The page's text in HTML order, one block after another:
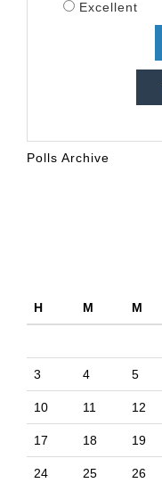
Excellent
Polls Archive
H M M
3 4 5
10 11 12
17 18 19
24 25 26